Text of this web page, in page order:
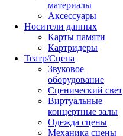
материалы
Аксессуары
Носители данных
Карты памяти
Картридеры
Театр/Сцена
Звуковое
оборудование
Сценический свет
Виртуальные
концертные залы
Одежда сцены
Механика сцены